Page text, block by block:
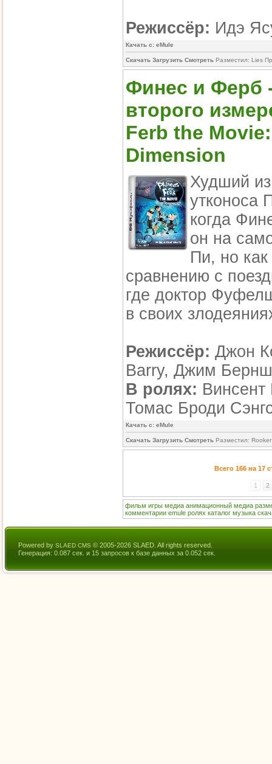
Режиссёр: Идэ
Качать с: eMule
Скачать Загрузить Смотреть Разместил: Lies
Финес и Ферб
второго
Ferb the
Dimension
Худший из
утконоса
когда
он на
Пи, но как
сравнению с
где доктор
в своих
Режиссёр: Джон
Barry, Джим
В ролях:
Томас Броди
Качать с: eMule
Скачать Загрузить Смотреть Разместил:
Всего 166 на 17
1 2
фильм игры медиа анимационный медиа
комментарии emule ролях каталог музыка
Powered by SLAED CMS © 2005-2026 SLAED. All rights reserved.
Генерация: 0.087 сек. и 15 запросов к базе данных за 0.052 сек.